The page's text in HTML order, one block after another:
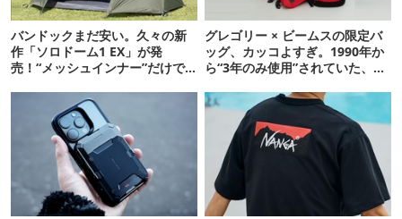
バンドックまだ安い。久々の新
作「ソロドーム1 EX」が発
売！“メッシュインナー”だけで
グレゴリー × ビームスの限定バ
ッグ、カッコよすぎ。1990年か
ら“3年のみ使用”されていた、紫